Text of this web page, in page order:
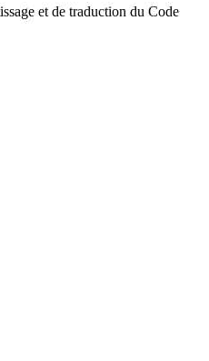
et de traduction du Code